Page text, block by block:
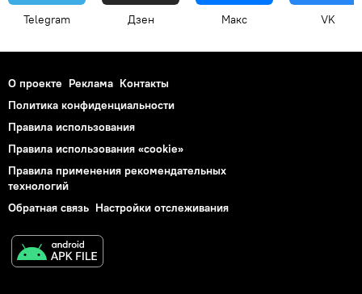
Telegram Дзен Макс VK
О проекте Реклама Контакты
Политика конфиденциальности
Правила использования
Правила использования «cookie»
Правила применения рекомендательных
технологий
Обратная связь Настройки отслеживания